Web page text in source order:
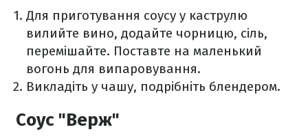
Для приготування соусу у каструлю
вилийте вино, додайте чорницю, сіль,
перемішайте. Поставте на маленький
вогонь для випаровування.
Викладіть у чашу, подрібніть блендером.
Соус "Верж"